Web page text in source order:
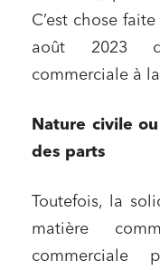
C’est chose
août 2023
commerciale à
Nature civile
des parts
Toutefois, la
matière
commerciale